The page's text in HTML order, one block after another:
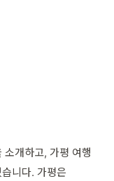
소개하고, 가평 여행
니다. 가평은